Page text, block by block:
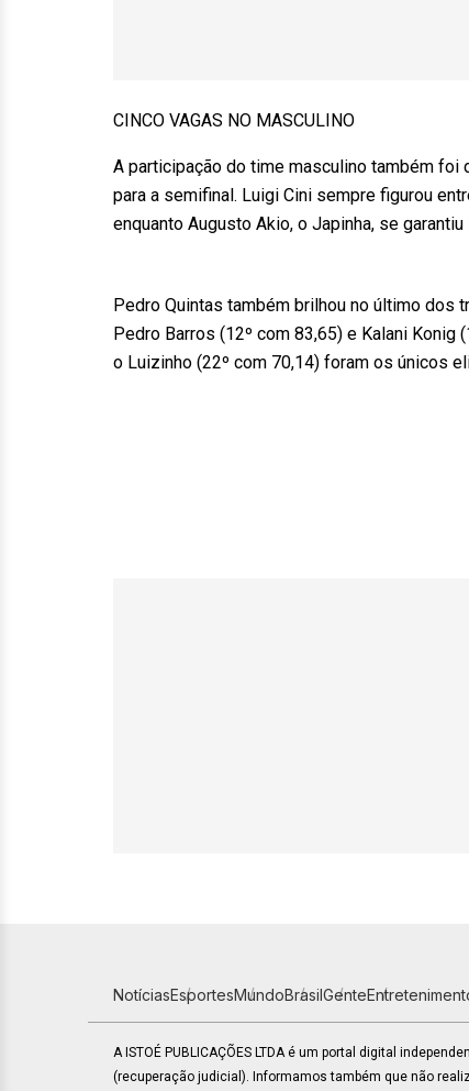
CINCO VAGAS NO MASCULINO
A participação do time masculino também
para a semifinal. Luigi Cini sempre figurou
enquanto Augusto Akio, o Japinha, se
Pedro Quintas também brilhou no último dos
Pedro Barros (12º com 83,65) e Kalani Konig
o Luizinho (22º com 70,14) foram os únicos
NotíciasEsportesMundoBrasilGente
A ISTOÉ PUBLICAÇÕES LTDA é um portal digital
(recuperação judicial). Informamos também que não